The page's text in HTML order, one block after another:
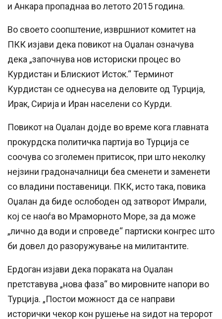
и Анкара пропаднаа во летото 2015 година.
Во своето соопштение, извршниот комитет на
ПКК изјави дека повикот на Оџалан означува
дека „започнува нов историски процес во
Курдистан и Блискиот Исток.“ Терминот
Курдистан се однесува на деловите од Турција,
Ирак, Сирија и Иран населени со Курди.
Повикот на Оџалан дојде во време кога главната
прокурдска политичка партија во Турција се
соочува со зголемен притисок, при што неколку
нејзини градоначалници беа сменети и заменети
со владини поставеници. ПКК, исто така, повика
Оџалан да биде ослободен од затворот Имрали,
кој се наоѓа во Мраморното Море, за да може
„лично да води и спроведе“ партиски конгрес што
би довел до разоружување на милитантите.
Ердоган изјави дека пораката на Оџалан
претставува „нова фаза“ во мировните напори во
Турција. „Постои можност да се направи
исторички чекор кон рушење на ѕидот на теророт